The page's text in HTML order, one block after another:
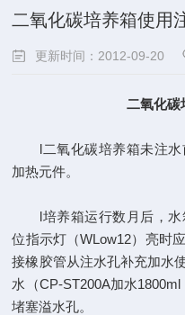
二氧化碳培养箱使用
更新时间：2012-09-20
二氧化碳
l二氧化碳培养箱未注水
加热元件。
l培养箱运行数月后，水
位指示灯（WLow12）亮时
接橡胶管从注水孔补充加水
水（CP-ST200A加水
堵塞溢水孔。